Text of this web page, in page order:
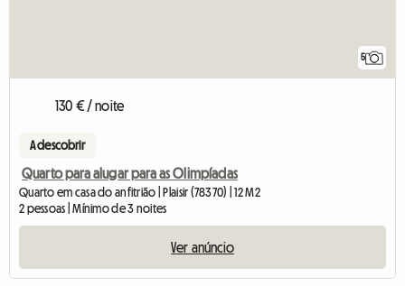
5
130 € / noite
A descobrir
Quarto para alugar para as Olimpíadas
Quarto em casa do anfitrião | Plaisir (78370) | 12 M2
2 pessoas | Mínimo de 3 noites
Ver anúncio